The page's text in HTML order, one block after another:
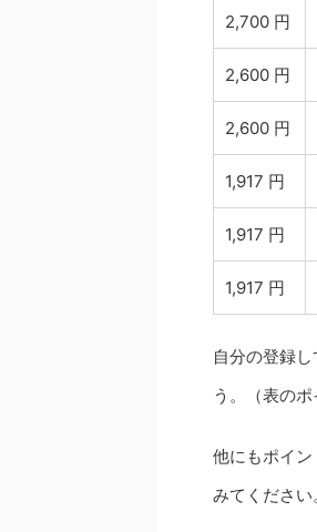
2,700 円
2,600 円
2,600 円
1,917 円
1,917 円
1,917 円
自分の登録
う。（表の
他にもポイ
みてください